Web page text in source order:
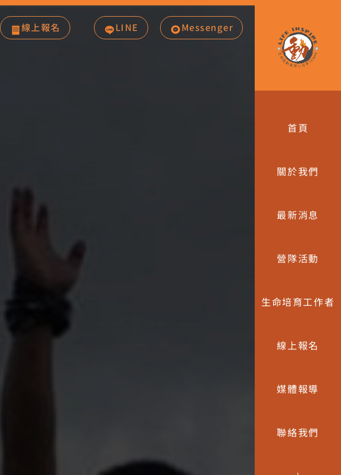
首頁
關於我們
最新消息
營隊活動
生命培育工作者
線上報名
媒體報導
聯絡我們
線上報名 LINE Messenger